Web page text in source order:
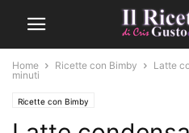
Home Ricette con Bimby
Latte
minuti
Ricette con Bimby